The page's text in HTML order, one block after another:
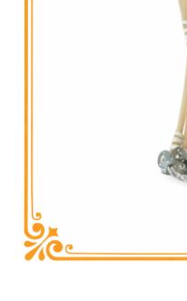
Corante, Pigmento e
Manteiga